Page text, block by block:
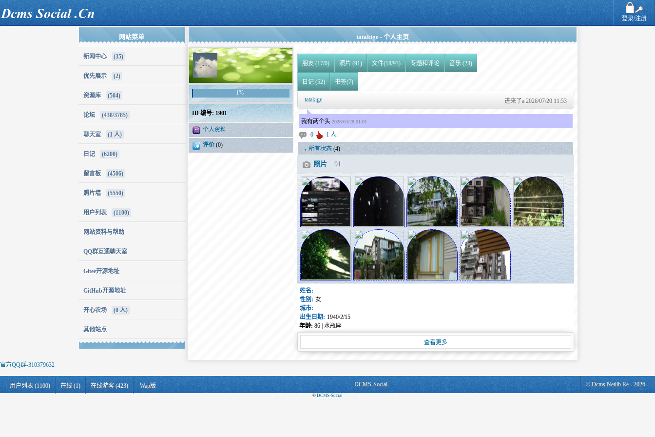
登录/注册
网站菜单
新闻中心 (35)
优先展示 (2)
资源库 (504)
论坛 (438/3785)
聊天室 (1 人)
日记 (6200)
留言板 (4506)
照片墙 (5550)
用户列表 (1100)
网站资料与帮助
QQ群互通聊天室
Gitee开源地址
GitHub开源地址
开心农场 (0 人)
其他站点
tatakige - 个人主页
1%
ID 编号: 1901
个人资料
评价(0)
朋友 (17/0) 照片 (91) 文件(18/93) 专题和评论 音乐 (23)
日记 (52) 书签(7)
tatakige 进来了a 2026/07/20 11:53
我有两个头 2026/04/28 01:01
0 1 人.
→所有状态(4)
照片 91
姓名:
性别: 女
城市:
出生日期: 1940/2/15
年龄: 86 | 水瓶座
查看更多
官方QQ群-310379632
用户列表 (1100) 在线 (1) 在线游客 (423) Wap版 © Dcms.netlib.re - 2026
DCMS-Social
© DCMS-Social